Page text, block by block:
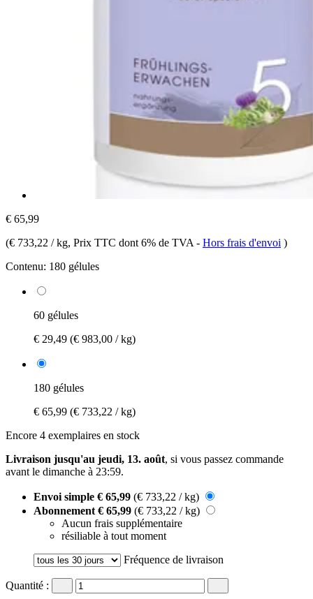
€ 65,99
(€ 733,22 / kg, Prix TTC dont 6% de TVA - Hors frais d'envoi )
Contenu: 180 gélules
60 gélules
€ 29,49 (€ 983,00 / kg)
180 gélules
€ 65,99 (€ 733,22 / kg)
Encore 4 exemplaires en stock
Livraison jusqu'au jeudi, 13. août, si vous passez commande
avant le dimanche à 23:59.
Envoi simple € 65,99 (€ 733,22 / kg)
Abonnement € 65,99 (€ 733,22 / kg)
Aucun frais supplémentaire
résiliable à tout moment
Fréquence de livraison
Quantité :